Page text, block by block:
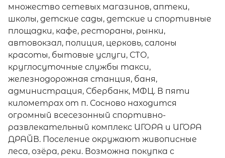
множество сетевых магазинов, аптеки,
школы, детские сады, детские и спортивные
площадки, кафе, рестораны, рынки,
автовокзал, полиция, церковь, салоны
красоты, бытовые услуги, СТО,
круглосуточные службы такси,
железнодорожная станция, баня,
администрация, Сбербанк, МФЦ. В пяти
километрах от п. Сосново находится
огромный всесезонный спортивно-
развлекательный комплекс ИГОРА и ИГОРА
ДРАЙВ. Поселение окружают живописные
леса, озёра, реки. Возможна покупка с